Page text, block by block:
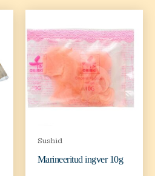
Sushid
Marineeritud ingver 10g